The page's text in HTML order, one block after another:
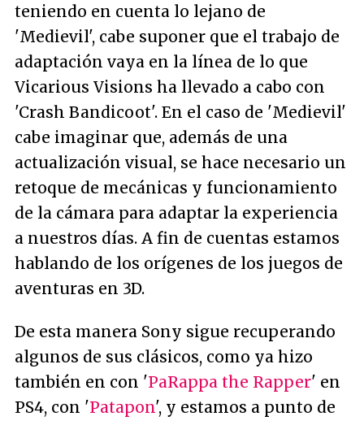
teniendo en cuenta lo lejano de
'Medievil', cabe suponer que el trabajo de
adaptación vaya en la línea de lo que
Vicarious Visions ha llevado a cabo con
'Crash Bandicoot'. En el caso de 'Medievil'
cabe imaginar que, además de una
actualización visual, se hace necesario un
retoque de mecánicas y funcionamiento
de la cámara para adaptar la experiencia
a nuestros días. A fin de cuentas estamos
hablando de los orígenes de los juegos de
aventuras en 3D.
De esta manera Sony sigue recuperando
algunos de sus clásicos, como ya hizo
también en con 'PaRappa the Rapper' en
PS4, con 'Patapon', y estamos a punto de